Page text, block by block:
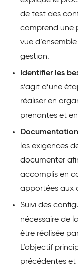
de test des
comprend une
vue
gestion.
Identifier les
s’agit d’une
réaliser en
prenantes et
Documentation
les exigences
documenter
accomplis en
apportées aux
Suivi des
nécessaire de
être réalisée
L’objectif
précédentes